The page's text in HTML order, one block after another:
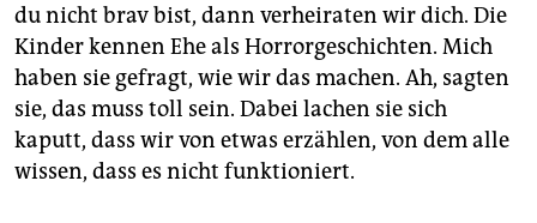
du nicht brav bist, dann verheiraten wir dich. Die
Kinder kennen Ehe als Horrorgeschichten. Mich
haben sie gefragt, wie wir das machen. Ah, sagten
sie, das muss toll sein. Dabei lachen sie sich
kaputt, dass wir von etwas erzählen, von dem alle
wissen, dass es nicht funktioniert.